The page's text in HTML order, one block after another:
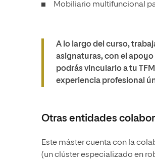
Mobiliario multifuncional
A lo largo del curso,
asignaturas, con el
podrás vincularlo a tu
experiencia profesional
Otras entidades
Este máster cuenta con la
(un clúster especializado en